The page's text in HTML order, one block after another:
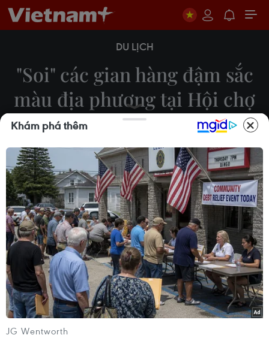
DU LỊCH
"Soi" các gian hàng đậm sắc
màu địa phương tại Hội chợ
VITM Hà Nội 2024
Nhật Lam
12/04/2024 09:15
Hội chợ VITM Hà Nội 2024 đang diễn ra tại Cung
Văn hóa Hữu Nghị Hà Nội không chỉ mang đến
nhiều sản phẩm du lịch mới, đa dạng mà còn có
giới thiệu vô số đặc sản đậm đà bản sắc văn hóa
địa phương.
Khám phá thêm
JG Wentworth